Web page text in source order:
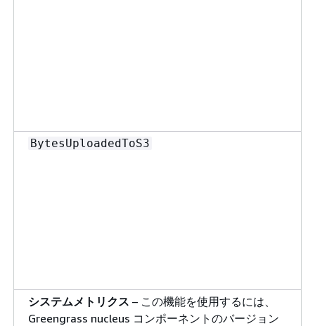
BytesUploadedToS3
システムメトリクス – この機能を使用するには、
Greengrass nucleus コンポーネントのバージョン